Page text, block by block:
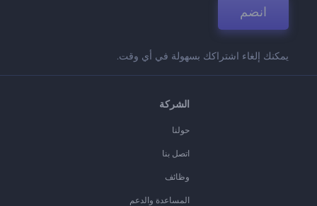
انضم
يمكنك إلغاء اشتراكك بسهولة في أي وقت.
الشركة
حولنا
اتصل بنا
وظائف
المساعدة والدعم